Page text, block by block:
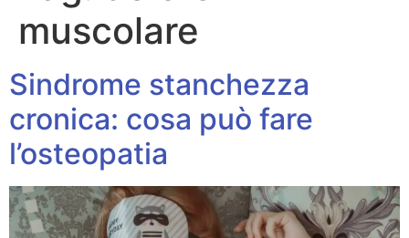
muscolare
Sindrome stanchezza
cronica: cosa può fare
l’osteopatia